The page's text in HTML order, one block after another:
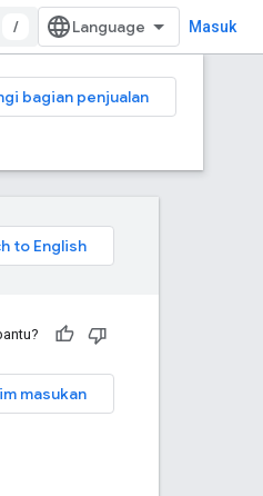
/ Masuk
bagian penjualan
masukan